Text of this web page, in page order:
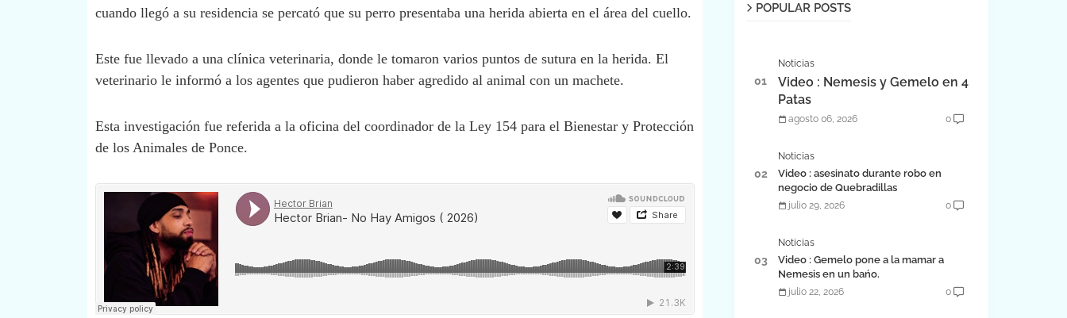
cuando llegó a su residencia se percató que su perro presentaba una herida abierta en el área del cuello.
Este fue llevado a una clínica veterinaria, donde le tomaron varios puntos de sutura en la herida. El
veterinario le informó a los agentes que pudieron haber agredido al animal con un machete.
Esta investigación fue referida a la oficina del coordinador de la Ley 154 para el Bienestar y Protección
de los Animales de Ponce.
POPULAR POSTS
Noticias
Video : Nemesis y Gemelo en 4
Patas
agosto 06, 2026 0
Noticias
Video : asesinato durante robo en
negocio de Quebradillas
julio 29, 2026 0
Noticias
Video : Gemelo pone a la mamar a
Nemesis en un bańo.
julio 22, 2026 0